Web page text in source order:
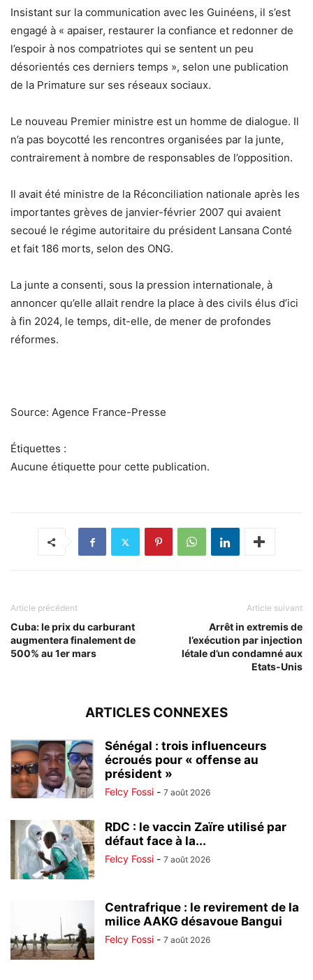
Insistant sur la communication avec les Guinéens, il s’est
engagé à « apaiser, restaurer la confiance et redonner de
l’espoir à nos compatriotes qui se sentent un peu
désorientés ces derniers temps », selon une publication
de la Primature sur ses réseaux sociaux.
Le nouveau Premier ministre est un homme de dialogue. Il
n’a pas boycotté les rencontres organisées par la junte,
contrairement à nombre de responsables de l’opposition.
Il avait été ministre de la Réconciliation nationale après les
importantes grèves de janvier-février 2007 qui avaient
secoué le régime autoritaire du président Lansana Conté
et fait 186 morts, selon des ONG.
La junte a consenti, sous la pression internationale, à
annoncer qu’elle allait rendre la place à des civils élus d’ici
à fin 2024, le temps, dit-elle, de mener de profondes
réformes.
Source: Agence France-Presse
Étiquettes :
Aucune étiquette pour cette publication.
Article précédent
Cuba: le prix du carburant
augmentera finalement de
500% au 1er mars
Article suivant
Arrêt in extremis de
l’exécution par injection
létale d’un condamné aux
Etats-Unis
ARTICLES CONNEXES
Sénégal : trois influenceurs
écroués pour « offense au
président »
Felcy Fossi - 7 août 2026
RDC : le vaccin Zaïre utilisé par
défaut face à la...
Felcy Fossi - 7 août 2026
Centrafrique : le revirement de la
milice AAKG désavoue Bangui
Felcy Fossi - 7 août 2026